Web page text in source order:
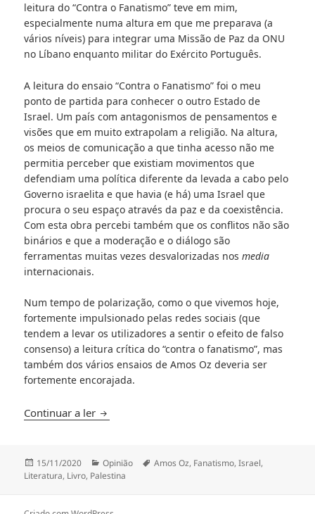
leitura do “Contra o Fanatismo” teve em mim,
especialmente numa altura em que me preparava (a
vários níveis) para integrar uma Missão de Paz da ONU
no Líbano enquanto militar do Exército Português.
A leitura do ensaio “Contra o Fanatismo” foi o meu
ponto de partida para conhecer o outro Estado de
Israel. Um país com antagonismos de pensamentos e
visões que em muito extrapolam a religião. Na altura,
os meios de comunicação a que tinha acesso não me
permitia perceber que existiam movimentos que
defendiam uma política diferente da levada a cabo pelo
Governo israelita e que havia (e há) uma Israel que
procura o seu espaço através da paz e da coexistência.
Com esta obra percebi também que os conflitos não são
binários e que a moderação e o diálogo são
ferramentas muitas vezes desvalorizadas nosmedia
internacionais.
Num tempo de polarização, como o que vivemos hoje,
fortemente impulsionado pelas redes sociais (que
tendem a levar os utilizadores a sentir o efeito de falso
consenso) a leitura crítica do “contra o fanatismo”, mas
também dos vários ensaios de Amos Oz deveria ser
fortemente encorajada.
Continuar a ler Amos Oz – Contra o fanatismo
Publicado
a
15/11/2020 Categorias
Opinião Etiquetas
Amos Oz, Fanatismo,Israel,
Literatura, Livro, Palestina